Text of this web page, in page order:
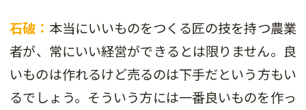
石破： 本当にいいものをつくる匠の技を持つ農業
者が、常にいい経営ができるとは限りません。良
いものは作れるけど売るのは下手だという方もい
るでしょう。そういう方には一番良いものを作っ